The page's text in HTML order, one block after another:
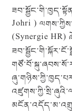
Johri )
(Synergie HR)